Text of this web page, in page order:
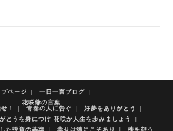
プページ
一日一言ブログ
花咲爺の言葉
！ 青春の人に告ぐ
好夢をありがとう
とうを身につけ 花咲か人生を歩みましょう
た投資の基準 幸せは徳にこそあり 株を想う